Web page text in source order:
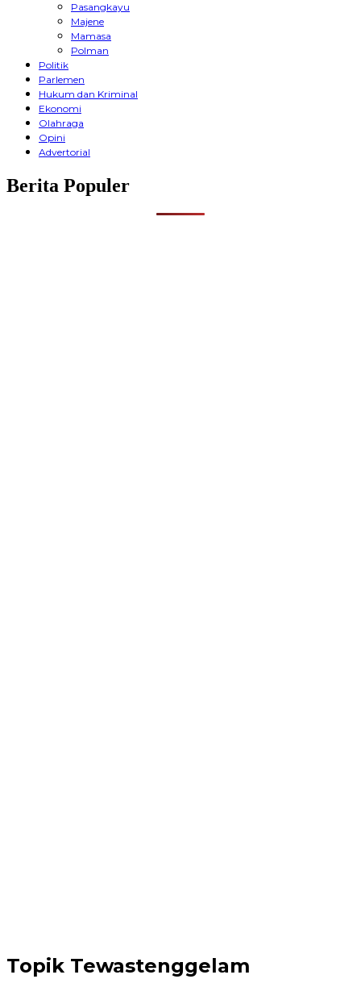
Pasangkayu
Majene
Mamasa
Polman
Politik
Parlemen
Hukum dan Kriminal
Ekonomi
Olahraga
Opini
Advertorial
Berita Populer
Topik Tewastenggelam